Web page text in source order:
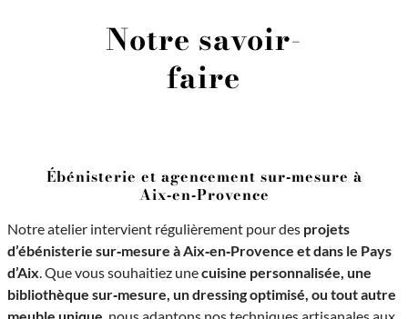
Notre savoir-
faire
Ébénisterie et agencement sur‑mesure à
Aix‑en‑Provence
Notre atelier intervient régulièrement pour des projets
d’ébénisterie sur‑mesure à Aix‑en‑Provence et dans le Pays
d’Aix. Que vous souhaitiez unecuisine personnalisée, une
bibliothèque sur‑mesure, un dressing optimisé, ou tout autre